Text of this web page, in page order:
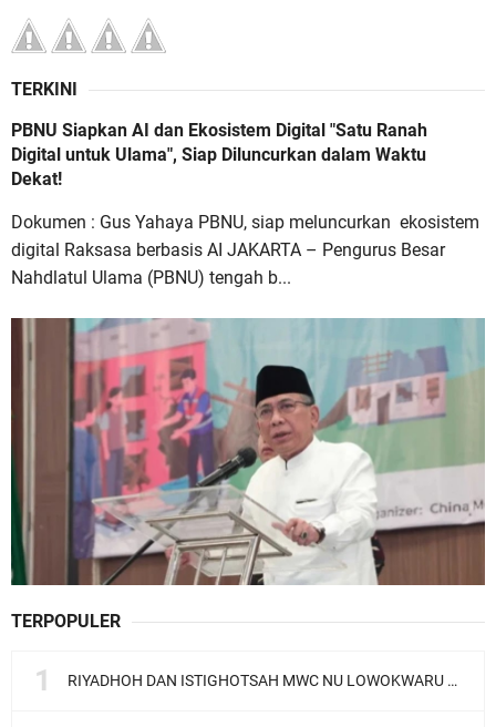
TERKINI
PBNU Siapkan AI dan Ekosistem Digital "Satu Ranah
Digital untuk Ulama", Siap Diluncurkan dalam Waktu
Dekat!
Dokumen : Gus Yahaya PBNU, siap meluncurkan ekosistem
digital Raksasa berbasis AI JAKARTA – Pengurus Besar
Nahdlatul Ulama (PBNU) tengah b...
TERPOPULER
RIYADHOH DAN ISTIGHOTSAH MWC NU LOWOKWARU Menyambut Muktamar NU ke-35, Meneguhkan Sanad Laku Para Muassis